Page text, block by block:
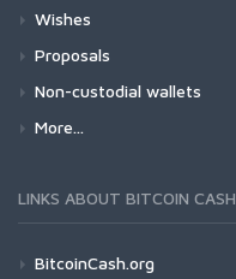
Wishes
Proposals
Non-custodial wallets
More...
LINKS ABOUT BITCOIN CASH
BitcoinCash.org